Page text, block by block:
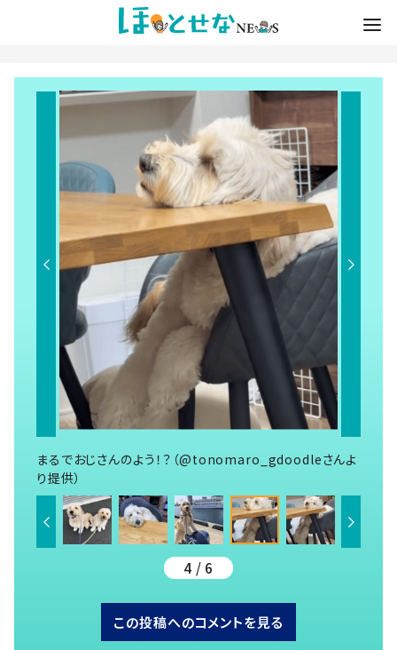
まるでおじさんのよう！？（@tonomaro_gdoodleさんよ
り提供）
4 / 6
この投稿へのコメントを見る